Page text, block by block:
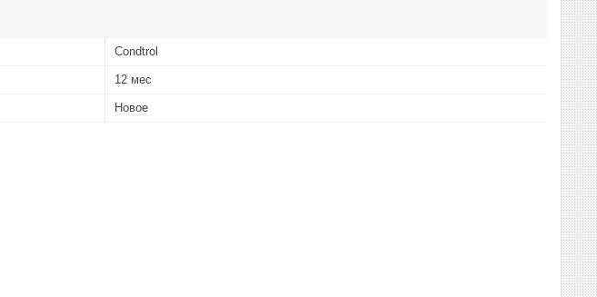
Condtrol
12 мес
Новое